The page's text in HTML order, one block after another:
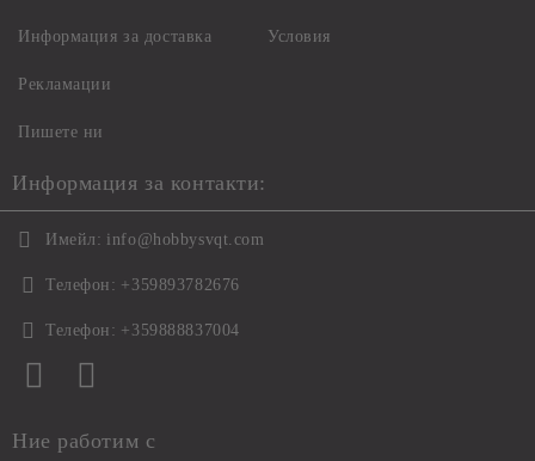
Информация за доставка
Рекламации
Пишете ни
Условия
Информация за контакти:
Имейл: info@hobbysvqt.com
Телефон: +359893782676
Телефон: +359888837004
Ние работим с